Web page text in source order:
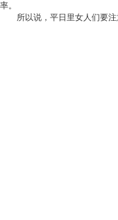
率。
所以说，平日里女人们要注